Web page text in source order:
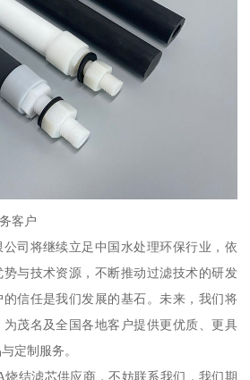
客户
司将继续立足中国水处理环保行业，依
与技术资源，不断推动过滤技术的研发
信任是我们发展的基石。未来，我们将
茂名及全国各地客户提供更优质、更具
定制服务。
烧结滤芯供应商，不妨联系我们，我们期